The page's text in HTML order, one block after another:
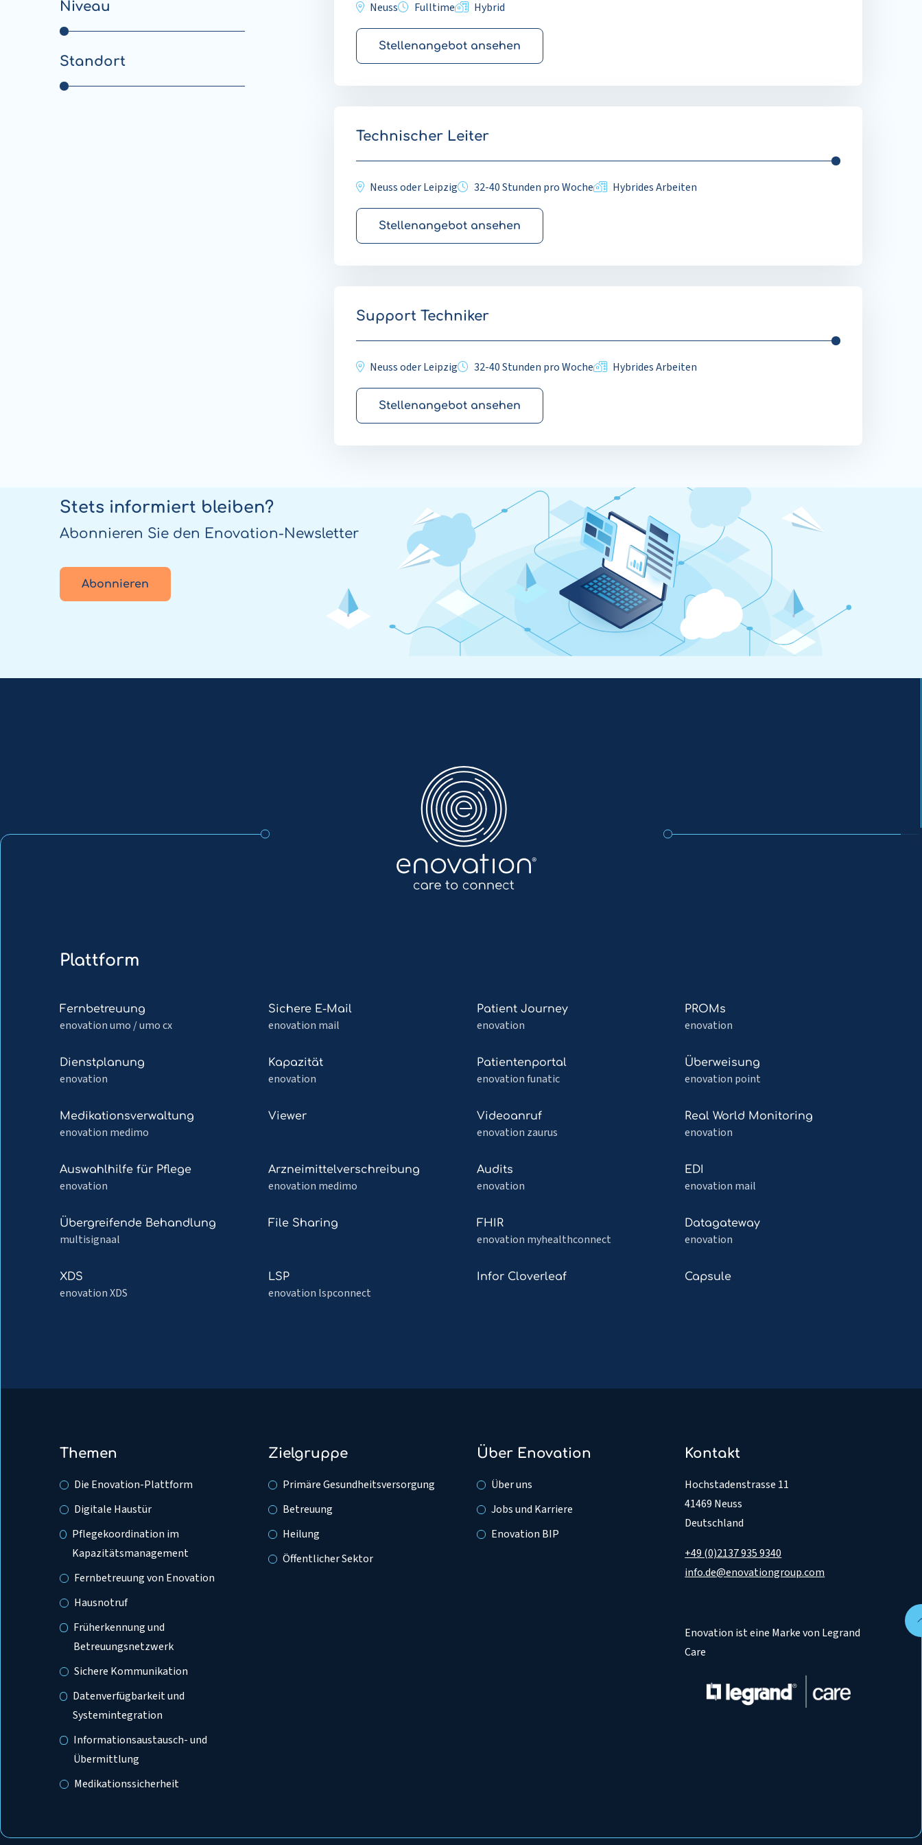
Niveau
Standort
Neuss Fulltime Hybrid
Stellenangebot ansehen
Technischer Leiter
Neuss oder Leipzig 32-40 Stunden pro Woche Hybrides Arbeiten
Stellenangebot ansehen
Support Techniker
Neuss oder Leipzig 32-40 Stunden pro Woche Hybrides Arbeiten
Stellenangebot ansehen
Stets informiert bleiben?
Abonnieren Sie den Enovation-Newsletter
Abonnieren
Plattform
Fernbetreuung
enovation umo / umo cx
Mehr
lesen
Fernbetreuung
Sichere E-Mail
enovation mail
Mehr
lesen
Sichere
E-
Patient Journey
enovation
Mehr
lesen
Patient
Journey
PROMs
enovation
Mehr
lesen
PROMs
Dienstplanung
enovation
Mehr
lesen
Dienstplanung
Kapazität
enovation
Mehr
lesen
Kapazität
Patientenportal
enovation funatic
Mehr
lesen
Patientenportal
Überweisung
enovation point
Mehr
lesen
Überweisung
Medikationsverwaltung
enovation medimo
Mehr
lesen
Medikationsverwaltung
Viewer
Mehr
Viewer
Videoanruf
enovation zaurus
Mehr
lesen
Videoanruf
Real World Monitoring
enovation
Mehr
lesen
Real
World
Auswahlhilfe für Pflege
enovation
Mehr
lesen
Auswahlhilfe
für
Arzneimittelverschreibung
enovation medimo
Mehr
lesen
Arzneimittelverschreibung
Audits
enovation
Mehr
lesen
Audits
EDI
enovation mail
Mehr
lesen
EDI
Übergreifende Behandlung
multisignaal
Mehr
lesen
Übergreifende
Behandlung
File Sharing
Mehr
File
Sharing
FHIR
enovation myhealthconnect
Mehr
lesen
FHIR
Datagateway
enovation
Mehr
lesen
Datagateway
XDS
enovation XDS
Mehr
lesen
LSP
enovation lspconnect
Mehr
lesen
Infor Cloverleaf
Mehr
Capsule
Mehr
Themen
Die Enovation-Plattform
Digitale Haustür
Pflegekoordination im
Kapazitätsmanagement
Fernbetreuung von Enovation
Hausnotruf
Früherkennung und
Betreuungsnetzwerk
Sichere Kommunikation
Datenverfügbarkeit und
Systemintegration
Informationsaustausch- und
Übermittlung
Medikationssicherheit
Zielgruppe
Primäre Gesundheitsversorgung
Betreuung
Heilung
Öffentlicher Sektor
Über Enovation
Über uns
Jobs und Karriere
Enovation BIP
Kontakt
Hochstadenstrasse 11
41469 Neuss
Deutschland
+49 (0)2137 935 9340
info.de@enovationgroup.com
Enovation ist eine Marke von Legrand
Care